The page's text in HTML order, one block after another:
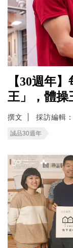
【30週年
王」，體操
撰文 採訪編輯
誠品30週年